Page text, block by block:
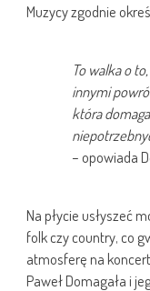
Muzycy zgodnie
To walka o
innymi
która
– opowiada
Na płycie usłyszeć
folk czy country, co
atmosferę na
Paweł Domagała i